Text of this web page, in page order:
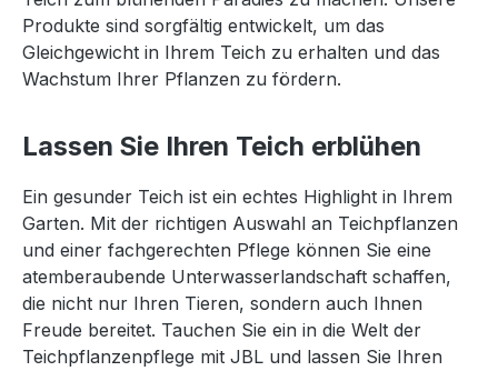
Produkte sind sorgfältig entwickelt, um das
Gleichgewicht in Ihrem Teich zu erhalten und das
Wachstum Ihrer Pflanzen zu fördern.
Lassen Sie Ihren Teich erblühen
Ein gesunder Teich ist ein echtes Highlight in Ihrem
Garten. Mit der richtigen Auswahl an Teichpflanzen
und einer fachgerechten Pflege können Sie eine
atemberaubende Unterwasserlandschaft schaffen,
die nicht nur Ihren Tieren, sondern auch Ihnen
Freude bereitet. Tauchen Sie ein in die Welt der
Teichpflanzenpflege mit JBL und lassen Sie Ihren